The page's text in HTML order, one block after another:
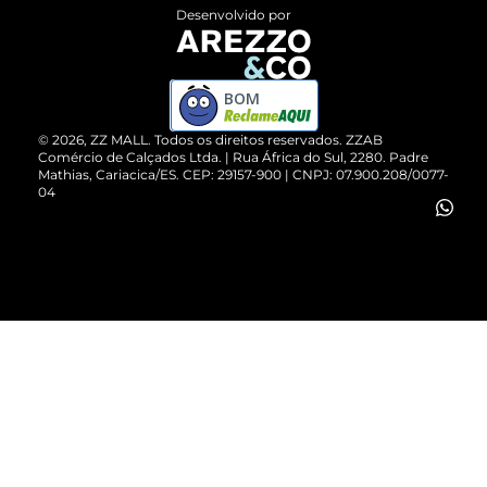
ZZ MALL é confiável
Cartão Presente
Vendas Corporativas
Devolução do Produto
Compre pelo WhatsApp
© 2026, ZZ MALL. Todos os direitos reservados. ZZAB
Comércio de Calçados Ltda. | Rua África do Sul, 2280. Padre
Mathias, Cariacica/ES. CEP: 29157-900 | CNPJ: 07.900.208/0077-
04
Desenvolvido por
BOM